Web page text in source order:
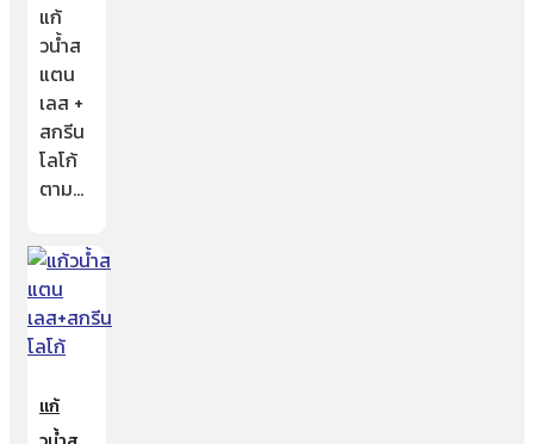
แก้
วน้ำส
แตน
เลส +
สกรีน
โลโก้
ตาม…
แก้